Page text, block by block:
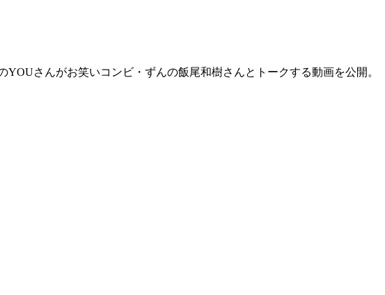
さんがお笑いコンビ・ずんの飯尾和樹さんとトークする動画を公開。